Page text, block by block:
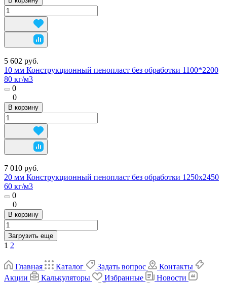
5 602 руб.
10 мм Конструкционный пенопласт без обработки 1100*2200
80 кг/м3
0
0
В корзину
7 010 руб.
20 мм Конструкционный пенопласт без обработки 1250х2450
60 кг/м3
0
0
В корзину
Загрузить еще
1 2
Главная Каталог Задать вопрос
Контакты
Акции
Калькуляторы Избранные
Новости